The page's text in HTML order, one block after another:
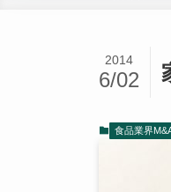
2014
6/02
食品業界